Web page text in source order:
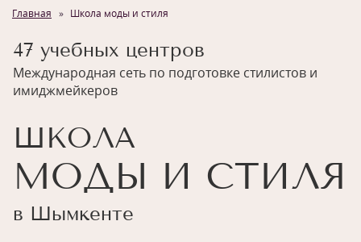
Главная Школа моды и стиля
47 учебных центров
Международная сеть по подготовке стилистов и
имиджмейкеров
ШКОЛА
МОДЫ И СТИЛЯ
в Шымкенте